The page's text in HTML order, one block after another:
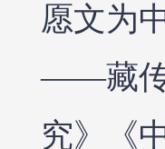
愿文为
——藏传
究》《